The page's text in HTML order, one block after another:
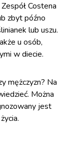
Costena
zbyt późno
lub uszu.
u osób,
w diecie.
mężczyzn? Na
Można
jest